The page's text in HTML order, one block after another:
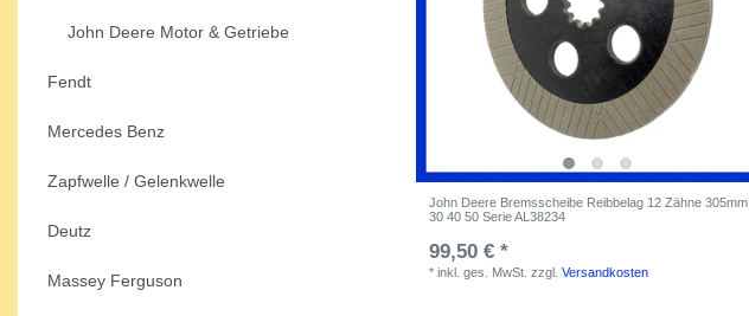
John Deere Motor & Getriebe
Fendt
Mercedes Benz
Zapfwelle / Gelenkwelle
Deutz
Massey Ferguson
John Deere Bremsscheibe Reibbelag 12 Zähne 305mm
30 40 50 Serie AL38234
99,50 € *
*inkl. ges. MwSt. zzgl.Versandkosten